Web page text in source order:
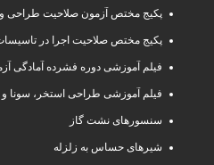
پکیج مختص آزمون صلاحیت طراحی و
پکیج مختص صلاحیت اجرا در
فیلم آموزشی دوره فشرده آمادگی آزمون نظام مهندسی در
فیلم آموزشی طراحی استخر، سونا
سنسورهای نشت گاز
شیرهای حساس به زلزله